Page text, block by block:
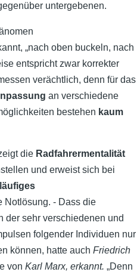
untergebenen.
„nach oben buckeln, nach
entspricht zwar korrekter
verächtlich, denn für das
an verschiedene
bestehen kaum
die Radfahrermentalität
und erweist sich bei
Notlösung. - Dass die
der sehr verschiedenen und
folgender Individuen nur
können, hatte auch Friedrich
von Karl Marx, erkannt. „Denn